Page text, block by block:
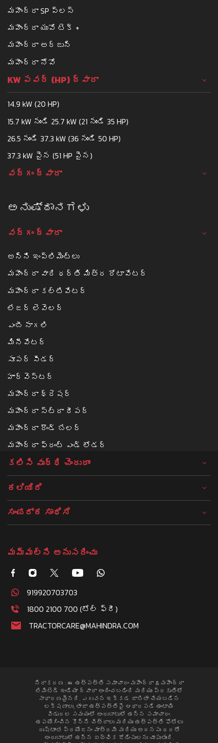
మహీంద్రా SP ప్లస్
మహీంద్రా యువో టెక్ +
మహీంద్రా అర్జున్
మహీంద్రా నోవో
KW పవర్ (HP) ద్వారా
14.9 kW (20 HP)
15.7 kW నుండి 25.7 kW (21 నుండి 35 HP)
26.5 నుండి 37.3 kW (36 నుండి 50 HP)
37.3 kW పైన (51 HP పైన)
వర్గం ద్వారా
ಅನುಷ್ಠಾನಗಳು
వర్గం ద్వారా
అన్ని ఇంప్లిమెంట్లు
మహీంద్రా వారి ధర్తి మిత్ర రోటావేటర్
మహీంద్రా కల్టివేటర్
లేజర్ లెవెలర్
ఎంబీ నాగలి
మినీవేటర్
సూపర్ సీడర్
హార్వెస్టర్
మహీంద్రా థ్రెషర్
మహీంద్రా స్ట్రా రీపర్
మహీంద్రా రౌండ్ బేలర్‌
మహీంద్రా ఫ్రంట్ ఎండ్ లోడర్
కలిసి వృద్ధి చెందుదాం
ಕಲಿಯಿರಿ
ಸಂಪರ್ಕ ಸಾಧಿಸಿ
మమ్మల్ని అనుసరించు
919920703703
1800 2100 700 (టోల్ ఫ్రీ)
TRACTORCARE@MAHINDRA.COM
నిరాకరణ : ఈ ఉత్పత్తి సమాచారం మహీంద్రా & మహీంద్రా
లిమిటెడ్ ఇండియా ద్వారా అందించబడింది మరియు ప్రకృతిలో
సాధారణమైనది. ఎగువన ఇక్కడ జాబితా చేయబడిన
లక్షణాలు, తాజా ఉత్పత్తిపై ఆధారపడి ఉంటాయి
విడుదల సమయంలో అందుబాటులో ఉన్న సమాచారం.
ఉపయోగించిన కొన్ని చిత్రాలు మరియు ఉత్పత్తి ఫోటోలు
దృష్టాంత ప్రయోజనం మాత్రమే మరియు అదనపు ధరతో
అందుబాటులో ఉన్న ఐచ్ఛిక జోడింపులను చూపుతుంది.